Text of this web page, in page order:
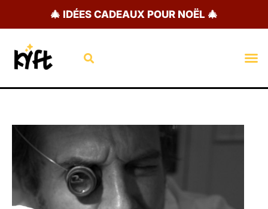
🎄 IDÉES CADEAUX POUR NOËL 🎄
Rechercher